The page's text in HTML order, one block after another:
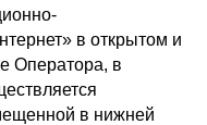
в открытом и
Оператора, в
в нижней